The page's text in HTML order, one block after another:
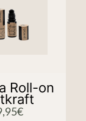
Roll-on
€